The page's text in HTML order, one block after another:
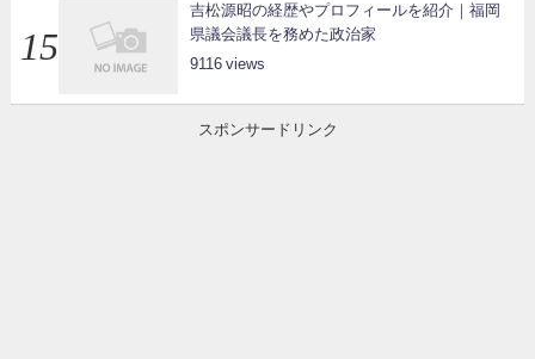
吉松源昭の経歴やプロフィールを紹介｜福岡
県議会議長を務めた政治家
9116
スポンサードリンク